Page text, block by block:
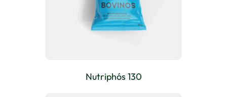
Nutriphós 130